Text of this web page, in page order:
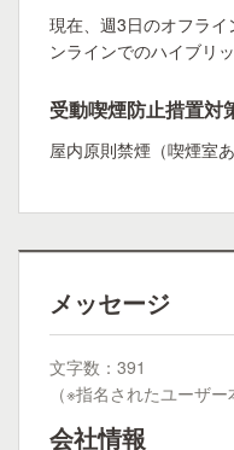
現在、週3日のオフラ
ンラインでのハイブリ
受動喫煙防止措置対
屋内原則禁煙（喫煙室あ
メッセージ
文字数：391
（※指名されたユーザ
会社情報